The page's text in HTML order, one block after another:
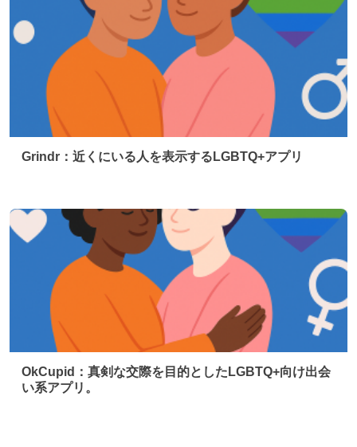
Grindr：近くにいる人を表示するLGBTQ+アプリ
OkCupid：真剣な交際を目的としたLGBTQ+向け出会
い系アプリ。